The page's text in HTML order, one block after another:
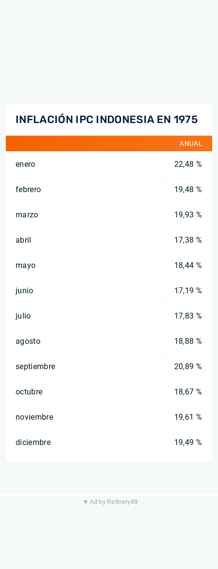
INFLACIÓN IPC INDONESIA EN 1975
ANUAL
enero 22,48 %
febrero 19,48 %
marzo 19,93 %
abril 17,38 %
mayo 18,44 %
junio 17,19 %
julio 17,83 %
agosto 18,88 %
septiembre 20,89 %
octubre 18,67 %
noviembre 19,61 %
diciembre 19,49 %
▼ Ad by Refinery89